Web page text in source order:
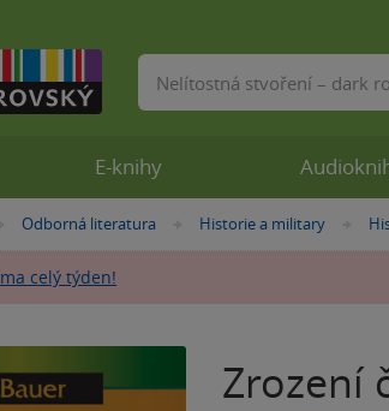
»
Odborná literatura »Historie a military »
celý týden!
Zrození
E-knihy
Vyhledávání